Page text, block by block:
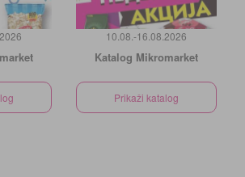
10.08.-16.08.2026
Katalog Mikromarket
Prikaži katalog